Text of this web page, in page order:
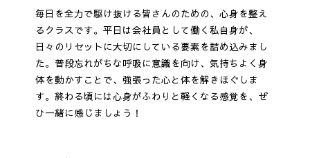
毎日を全力で駆け抜ける皆さんのための、心身を整え
るクラスです。平日は会社員として働く私自身が、
日々のリセットに大切にしている要素を詰め込みまし
た。普段忘れがちな呼吸に意識を向け、気持ちよく身
体を動かすことで、強張った心と体を解きほぐしま
す。終わる頃には心身がふわりと軽くなる感覚を、ぜ
ひ一緒に感じましょう！